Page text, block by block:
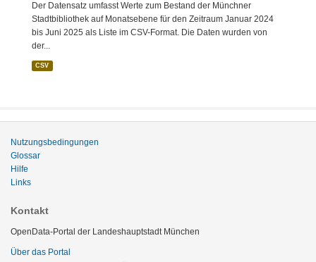
Der Datensatz umfasst Werte zum Bestand der Münchner
Stadtbibliothek auf Monatsebene für den Zeitraum Januar 2024
bis Juni 2025 als Liste im CSV-Format. Die Daten wurden von
der...
CSV
Nutzungsbedingungen
Glossar
Hilfe
Links
Kontakt
OpenData-Portal der Landeshauptstadt München
Über das Portal